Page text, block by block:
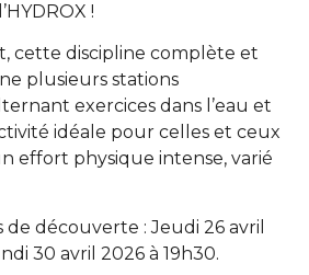
!
cette discipline complète et
plusieurs stations
exercices dans l’eau et
idéale pour celles et ceux
effort physique intense, varié
de découverte : Jeudi 26 avril
30 avril 2026 à 19h30.